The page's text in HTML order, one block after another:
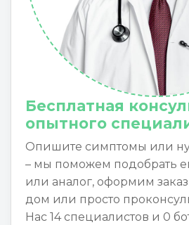
Бесплатная
опытного
Опишите симптомы или
– мы поможем подобрать
или аналог, оформим
дом или просто
Нас 14 специалистов и 0